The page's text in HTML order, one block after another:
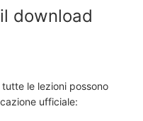
download
le lezioni possono
ufficiale: